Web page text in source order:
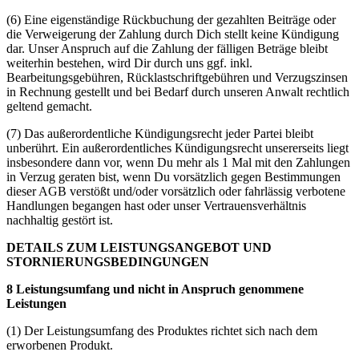
(6) Eine eigenständige Rückbuchung der gezahlten Beiträge oder
die Verweigerung der Zahlung durch Dich stellt keine Kündigung
dar. Unser Anspruch auf die Zahlung der fälligen Beträge bleibt
weiterhin bestehen, wird Dir durch uns ggf. inkl.
Bearbeitungsgebühren, Rücklastschriftgebühren und Verzugszinsen
in Rechnung gestellt und bei Bedarf durch unseren Anwalt rechtlich
geltend gemacht.
(7) Das außerordentliche Kündigungsrecht jeder Partei bleibt
unberührt. Ein außerordentliches Kündigungsrecht unsererseits liegt
insbesondere dann vor, wenn Du mehr als 1 Mal mit den Zahlungen
in Verzug geraten bist, wenn Du vorsätzlich gegen Bestimmungen
dieser AGB verstößt und/oder vorsätzlich oder fahrlässig verbotene
Handlungen begangen hast oder unser Vertrauensverhältnis
nachhaltig gestört ist.
DETAILS ZUM LEISTUNGSANGEBOT UND
STORNIERUNGSBEDINGUNGEN
8 Leistungsumfang und nicht in Anspruch genommene
Leistungen
(1) Der Leistungsumfang des Produktes richtet sich nach dem
erworbenen Produkt.